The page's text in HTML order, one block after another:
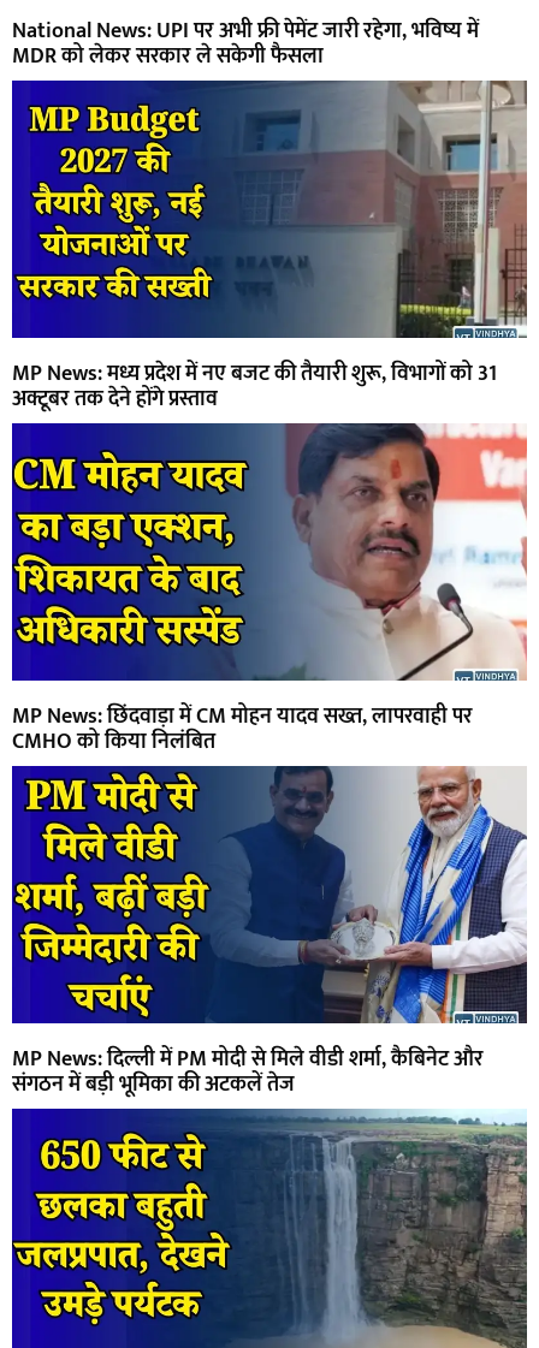
National News: UPI पर अभी फ्री पेमेंट जारी रहेगा, भविष्य में
MDR को लेकर सरकार ले सकेगी फैसला
MP News: मध्य प्रदेश में नए बजट की तैयारी शुरू, विभागों को 31
अक्टूबर तक देने होंगे प्रस्ताव
MP News: छिंदवाड़ा में CM मोहन यादव सख्त, लापरवाही पर
CMHO को किया निलंबित
MP News: दिल्ली में PM मोदी से मिले वीडी शर्मा, कैबिनेट और
संगठन में बड़ी भूमिका की अटकलें तेज